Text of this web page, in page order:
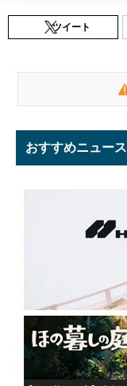
ツイート
おすすめニュース